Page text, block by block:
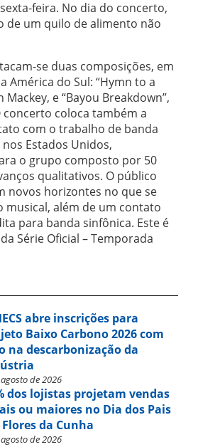
feira. No dia do concerto,
de um quilo de alimento não
se duas composições, em
América do Sul: “Hymn to a
Mackey, e “Bayou Breakdown”,
concerto coloca também a
com o trabalho de banda
Estados Unidos,
o grupo composto por 50
qualitativos. O público
novos horizontes no que se
musical, além de um contato
para banda sinfônica. Este é
Série Oficial – Temporada
abre inscrições para
Baixo Carbono 2026 com
na descarbonização da
de 2026
dos lojistas projetam vendas
ou maiores no Dia dos Pais
da Cunha
de 2026